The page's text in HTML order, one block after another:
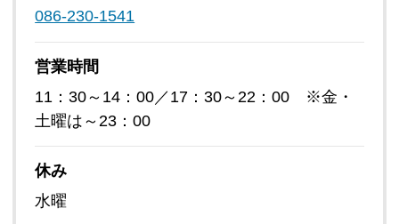
086-230-1541
営業時間
11：30～14：00／17：30～22：00 ※金・
土曜は～23：00
休み
水曜